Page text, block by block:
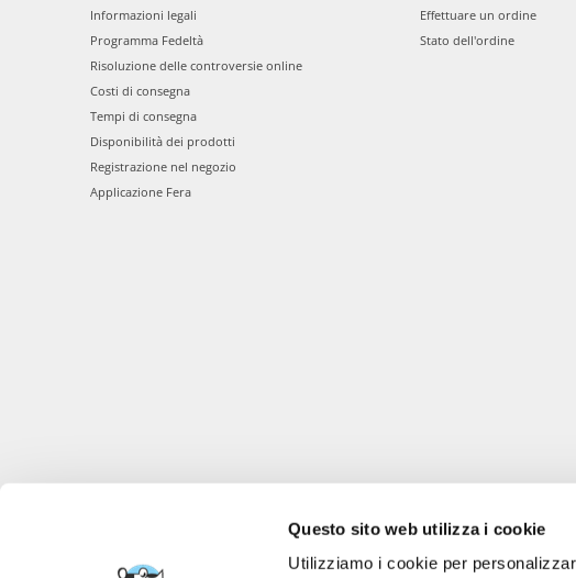
Questo sito web utilizza i cookie
Utilizziamo i cookie per
Informazioni legali
Programma Fedeltà
Risoluzione delle controversie online
Costi di consegna
Tempi di consegna
Disponibilità dei prodotti
Registrazione nel negozio
Applicazione Fera
Effettuare un ordine
Stato dell'ordine